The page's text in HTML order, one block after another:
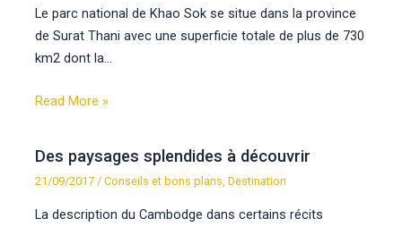
Le parc national de Khao Sok se situe dans la province
de Surat Thani avec une superficie totale de plus de 730
km2 dont la…
Read More »
Des paysages splendides à découvrir
21/09/2017/Conseils et bons plans,Destination
La description du Cambodge dans certains récits